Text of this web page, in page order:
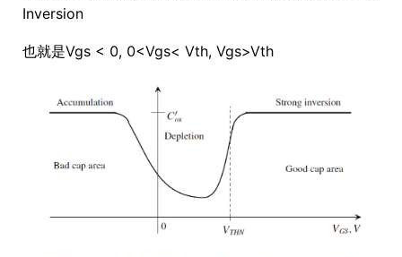
Inversion
也就是Vgs < 0, 0<Vgs< Vth, Vgs>Vth